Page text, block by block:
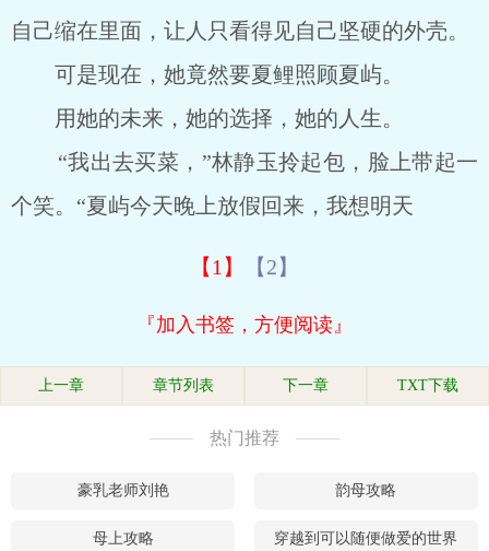
自己缩在里面，让人只看得见自己坚硬的外壳。
可是现在，她竟然要夏鲤照顾夏屿。
用她的未来，她的选择，她的人生。
“我出去买菜，”林静玉拎起包，脸上带起一
个笑。“夏屿今天晚上放假回来，我想明天
【1】 【2】
『加入书签，方便阅读』
上一章 章节列表 下一章 TXT下载
热门推荐
豪乳老师刘艳 韵母攻略
母上攻略 穿越到可以随便做爱的世界